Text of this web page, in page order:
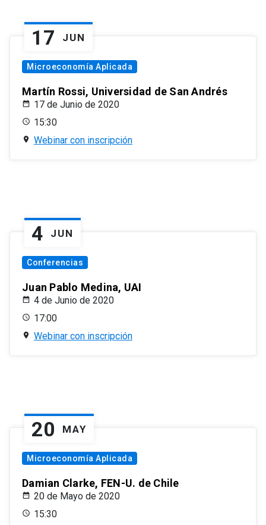
17 JUN
Microeconomía Aplicada
Martín Rossi, Universidad de San Andrés
17 de Junio de 2020
15:30
Webinar con inscripción
4 JUN
Conferencias
Juan Pablo Medina, UAI
4 de Junio de 2020
17:00
Webinar con inscripción
20 MAY
Microeconomía Aplicada
Damian Clarke, FEN-U. de Chile
20 de Mayo de 2020
15:30